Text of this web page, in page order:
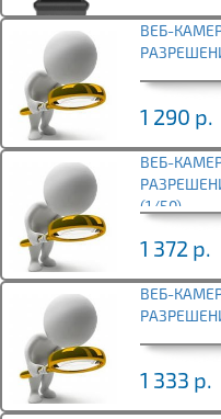
ВЕБ-
1 290 р.
ВЕБ-
(1/50)
1 372 р.
ВЕБ-
1 333 р.